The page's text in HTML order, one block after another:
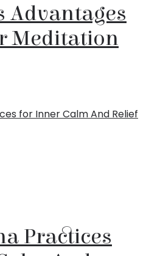
Advantages
Meditation
Practices